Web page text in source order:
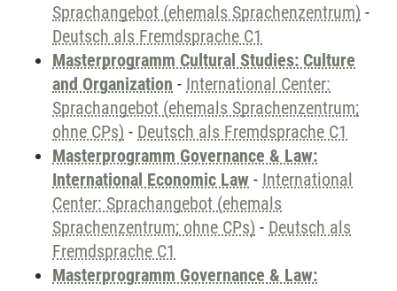
Sprachangebot (ehemals Sprachenzentrum) -
Deutsch als Fremdsprache C1
Masterprogramm Cultural Studies: Culture
and Organization - International Center:
Sprachangebot (ehemals Sprachenzentrum;
ohne CPs) - Deutsch als Fremdsprache C1
Masterprogramm Governance & Law:
International Economic Law - International
Center: Sprachangebot (ehemals
Sprachenzentrum; ohne CPs) - Deutsch als
Fremdsprache C1
Masterprogramm Governance & Law: